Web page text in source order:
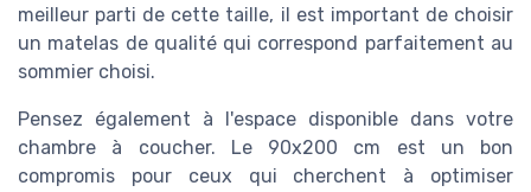
meilleur parti de cette taille, il est important de choisir
un matelas de qualité qui correspond parfaitement au
sommier choisi.
Pensez également à l'espace disponible dans votre
chambre à coucher. Le 90x200 cm est un bon
compromis pour ceux qui cherchent à optimiser